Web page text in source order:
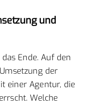
und
Ende. Auf den
der
einer Agentur, die
Welche